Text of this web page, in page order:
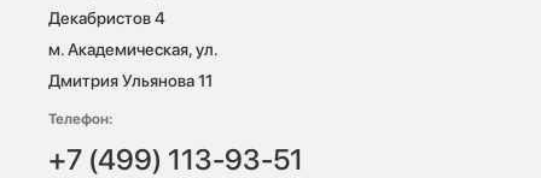
Декабристов 4
м. Академическая, ул.
Дмитрия Ульянова 11
Телефон:
+7 (499) 113-93-51